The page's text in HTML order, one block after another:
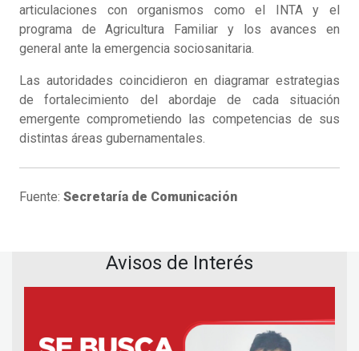
articulaciones con organismos como el INTA y el
programa de Agricultura Familiar y los avances en
general ante la emergencia sociosanitaria.
Las autoridades coincidieron en diagramar estrategias
de fortalecimiento del abordaje de cada situación
emergente comprometiendo las competencias de sus
distintas áreas gubernamentales.
Fuente: Secretaría de Comunicación
Avisos de Interés